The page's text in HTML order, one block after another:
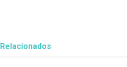
Relacionados